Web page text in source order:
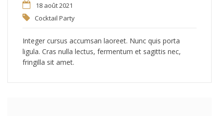
18 août 2021
Cocktail Party
Integer cursus accumsan laoreet. Nunc quis porta
ligula. Cras nulla lectus, fermentum et sagittis nec,
fringilla sit amet.